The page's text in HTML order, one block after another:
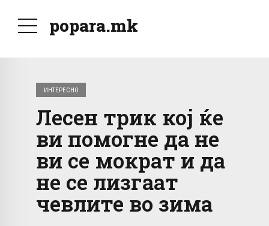
popara.mk
ИНТЕРЕСНО
Лесен трик кој ќе
ви помогне да не
ви се мократ и да
не се лизгаат
чевлите во зима